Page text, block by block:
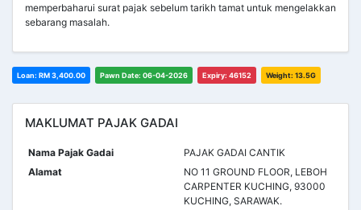
memperbaharui surat pajak sebelum tarikh tamat untuk mengelakkan
sebarang masalah.
Loan: RM 3,400.00 Pawn Date: 06-04-2026 Expiry: 46152 Weight: 13.5G
MAKLUMAT PAJAK GADAI
Nama Pajak Gadai
PAJAK GADAI CANTIK
Alamat
NO 11 GROUND FLOOR, LEBOH
CARPENTER KUCHING, 93000
KUCHING, SARAWAK.